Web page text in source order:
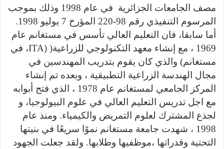
مصف الجامعات الجزائرية في عام 1998 وذلك بموجب
المرسوم التنفيذي رقم 98-220 المؤرخ 7 يوليو 1998.
أما سابقا، فان التعليم العالي تأسس في مستغانم عام
1969 ، مع إنشاء معهد التكنولوجي للزراعية( (ITA، في
مستغانم) والذي كان يقوم بتدريب المهندسين في
مجال الهندسة الزراعية التطبيقية ، وبعده تم إنشاء
المركز الجامعي لمستغانم عام 1978 ، الذي فتح أبوابه
مع اجل تدريس التعليم العالي في علوم البيولوجيا، و
لجذع المشترك لعلوم التمريض والكيمياء. ومنذ عام
1998 ، شهدت جامعة مستغانم نموًا سريعًا في بنيتها
التحتية وقدراتها ،موظفيها وطلابها. ولقد جعلت الجهود